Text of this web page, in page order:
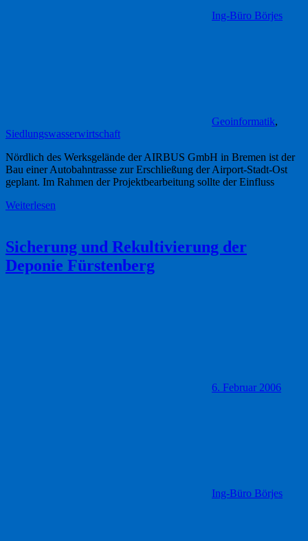
Ing-Büro Börjes
Geoinformatik,
Siedlungswasserwirtschaft
Nördlich des Werksgelände der AIRBUS GmbH in Bremen ist der
Bau einer Autobahntrasse zur Erschließung der Airport-Stadt-Ost
geplant. Im Rahmen der Projektbearbeitung sollte der Einfluss
Weiterlesen
Sicherung und Rekultivierung der
Deponie Fürstenberg
6. Februar 2006
Ing-Büro Börjes